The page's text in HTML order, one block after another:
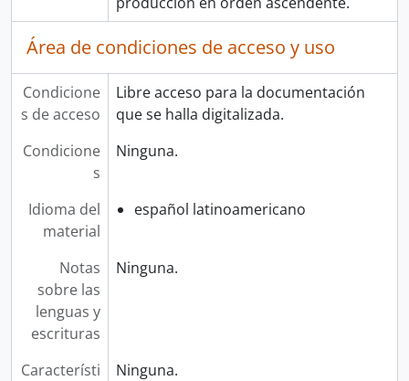
Área de condiciones de acceso y uso
Condicione
s de acceso
Libre acceso para la documentación
que se halla digitalizada.
Condicione
s
Ninguna.
Idioma del
material
español latinoamericano
Notas
sobre las
lenguas y
escrituras
Ninguna.
Característi
Ninguna.